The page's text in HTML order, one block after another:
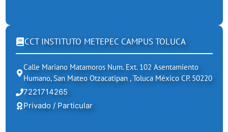
CCT INSTITUTO METEPEC CAMPUS TOLUCA
Calle Mariano Matamoros Num. Ext. 102 Asentamiento
Humano, San Mateo Otzacatipan , Toluca México CP. 50220
7221714265
Privado / Particular